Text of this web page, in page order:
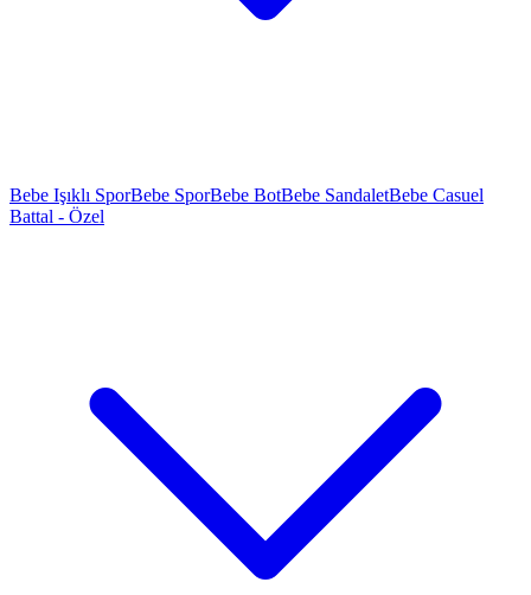
Bebe Işıklı SporBebe SporBebe BotBebe SandaletBebe Casuel
Battal - Özel